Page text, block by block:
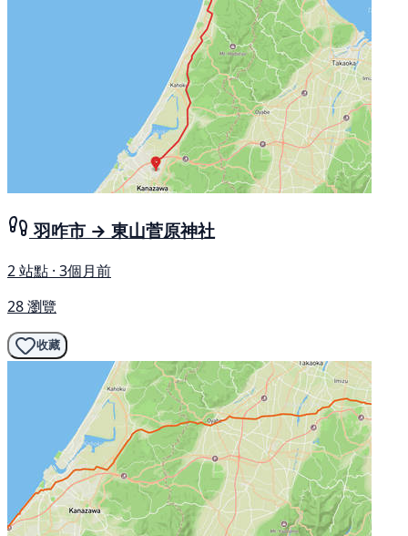
羽咋市 → 東山菅原神社
2 站點 · 3個月前
28 瀏覽
收藏